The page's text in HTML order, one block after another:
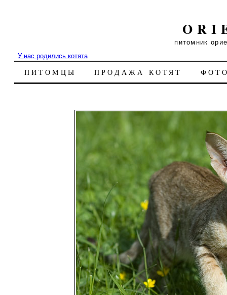
питомник
У нас родились котята
ПИТОМЦЫ ПРОДАЖА КОТЯТ